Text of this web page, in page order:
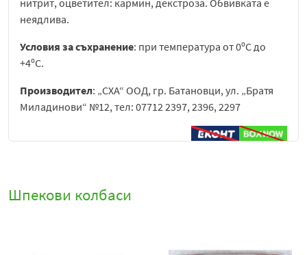
нитрит, оцветител: кармин, декстроза. Обвивката е
неядлива.
Условия за съхранение: при температура от 0ºС до
+4ºС.
Производител: „СХА“ ООД, гр. Батановци, ул. „Братя
Миладинови“ №12, тел: 07712 2397, 2396, 2297
Шпекови колбаси